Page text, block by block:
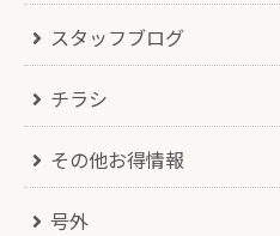
スタッフブログ
チラシ
その他お得情報
号外